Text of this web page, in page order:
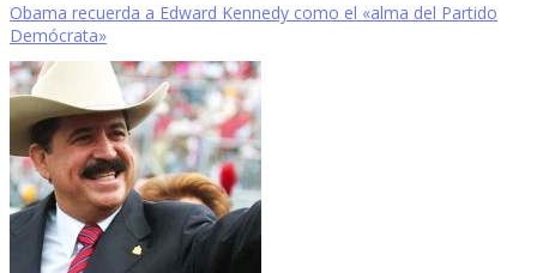
Obama recuerda a Edward Kennedy como el «alma del Partido
Demócrata»